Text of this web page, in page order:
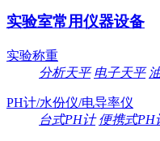
实验室常用仪器设备
实验称重
分析天平 电子天平
PH计/水份仪/电导率仪
台式PH计 便携式PH